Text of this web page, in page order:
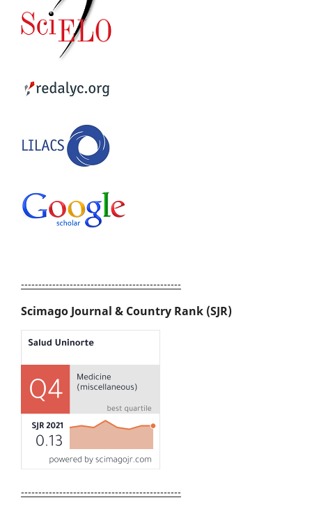
----------------------------------------------
Scimago Journal & Country Rank (SJR)
----------------------------------------------